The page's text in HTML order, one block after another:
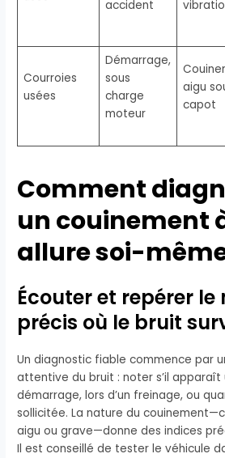
accident
Courroies
usées
Démarrage,
sous
charge
moteur
aigu
capot
Comment
un couinement
allure soi-
Écouter et repérer
précis où le bruit
Un diagnostic fiable commence par
attentive du bruit : noter s’il apparaît
démarrage, lors d’un freinage, ou
sollicitée. La nature du
aigu ou grave—donne des indices
Il est conseillé de tester le véhicule